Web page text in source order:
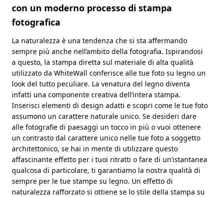
con un moderno processo di stampa
fotografica
La naturalezza è una tendenza che si sta affermando
sempre più anche nell’ambito della fotografia. Ispirandosi
a questo, la stampa diretta sul materiale di alta qualità
utilizzato da WhiteWall conferisce alle tue foto su legno un
look del tutto peculiare. La venatura del legno diventa
infatti una componente creativa dell’intera stampa.
Inserisci elementi di design adatti e scopri come le tue foto
assumono un carattere naturale unico. Se desideri dare
alle fotografie di paesaggi un tocco in più o vuoi ottenere
un contrasto dal carattere unico nelle tue foto a soggetto
architettonico, se hai in mente di utilizzare questo
affascinante effetto per i tuoi ritratti o fare di un’istantanea
qualcosa di particolare, ti garantiamo la nostra qualità di
sempre per le tue stampe su legno. Un effetto di
naturalezza rafforzato si ottiene se lo stile della stampa su